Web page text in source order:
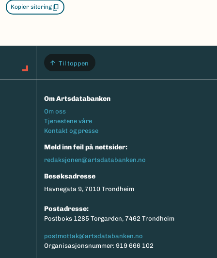
Kopier sitering
Til toppen
Om Artsdatabanken
Footermeny
Om oss
Tjenestene våre
Kontakt og presse
Meld inn feil på nettsider:
redaksjonen@artsdatabanken.no
Besøksadresse
Havnegata 9, 7010 Trondheim
Postadresse:
Postboks 1285 Torgarden, 7462 Trondheim
postmottak@artsdatabanken.no
Organisasjonsnummer: 919 666 102